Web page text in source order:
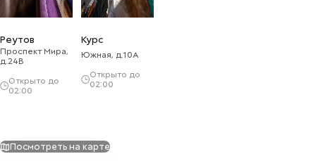
Реутов
Проспект Мира,
д.24В
Открыто до
02:00
Курс
Южная, д.10А
Открыто до
02:00
Посмотреть на карте